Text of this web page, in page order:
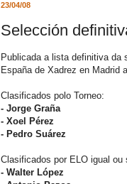
23/04/08
Selección
Publicada a lista definitiva da
España de Xadrez en Madrid
Clasificados polo Torneo:
- Jorge Graña
- Xoel Pérez
- Pedro Suárez
Clasificados por ELO igual ou
- Walter López